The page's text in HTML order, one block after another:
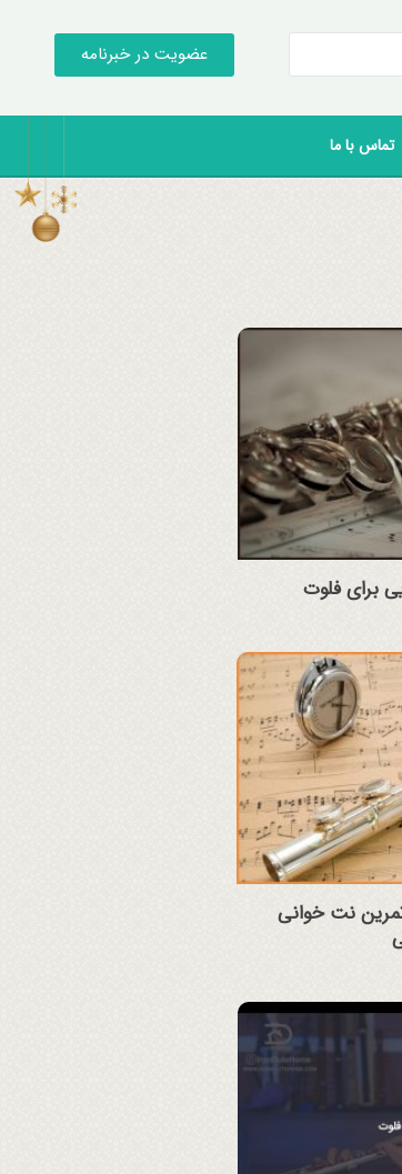
عضویت در خبرنامه
تماس با ما
برای فلوت
تمرین نت خوانی